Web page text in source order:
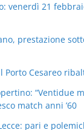
venerdì 21
prestazione
Porto Cesareo
“Ventidue
match anni ’60
pari e